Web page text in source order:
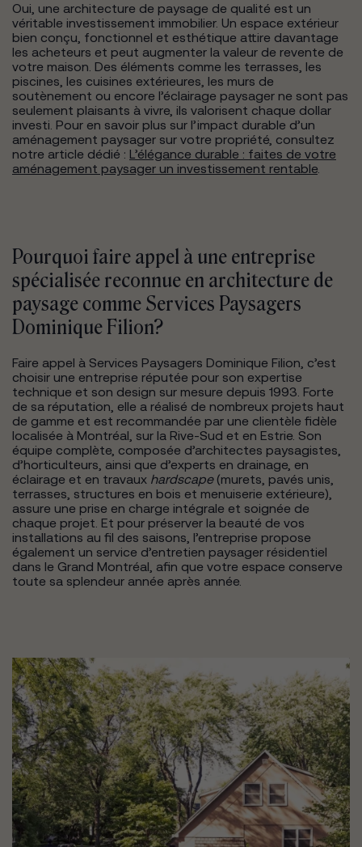
Oui, une architecture de paysage de qualité est un
véritable investissement immobilier. Un espace extérieur
bien conçu, fonctionnel et esthétique attire davantage
les acheteurs et peut augmenter la valeur de revente de
votre maison. Des éléments comme les terrasses, les
piscines, les cuisines extérieures, les murs de
soutènement ou encore l’éclairage paysager ne sont pas
seulement plaisants à vivre, ils valorisent chaque dollar
investi. Pour en savoir plus sur l’impact durable d’un
aménagement paysager sur votre propriété, consultez
notre article dédié : L’élégance durable : faites de votre
aménagement paysager un investissement rentable
Pourquoi faire appel à une entreprise
spécialisée reconnue en architecture de
paysage comme Services Paysagers
Dominique Filion?
Faire appel à Services Paysagers Dominique Filion, c’est
choisir une entreprise réputée pour son expertise
technique et son design sur mesure depuis 1993. Forte
de sa réputation, elle a réalisé de nombreux projets haut
de gamme et est recommandée par une clientèle fidèle
localisée à Montréal, sur la Rive-Sud et en Estrie. Son
équipe complète, composée d’architectes paysagistes,
d’horticulteurs, ainsi que d’experts en drainage, en
éclairage et en travaux hardscape(murets, pavés unis,
terrasses, structures en bois et menuiserie extérieure),
assure une prise en charge intégrale et soignée de
chaque projet. Et pour préserver la beauté de vos
installations au fil des saisons, l’entreprise propose
également un service d’entretien paysager résidentiel
dans le Grand Montréal, afin que votre espace conserve
toute sa splendeur année après année.